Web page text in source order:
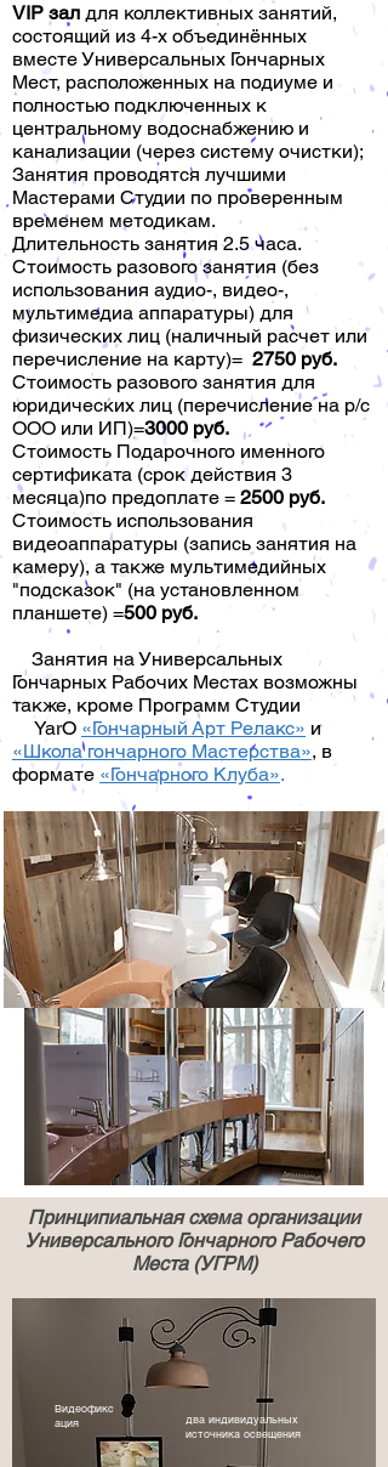
VIP зал для коллективных занятий,
состоящий из 4-х объединённых
вместе Универсальных Гончарных
Мест, расположенных на подиуме и
полностью подключенных к
центральному водоснабжению и
канализации (через систему очистки);
Занятия проводятся лучшими
Мастерами Студии по проверенным
временем методикам.
Длительность занятия 2.5 часа.
Стоимость разового занятия (без
использования аудио-, видео-,
мультимедиа аппаратуры) для
физических лиц (наличный расчет или
перечисление на карту)= 2750 руб.
Стоимость разового занятия для
юридических лиц (перечисление на р/с
ООО или ИП)=3000 руб.
Стоимость Подарочного именного
сертификата (срок действия 3
месяца)по предоплате = 2500 руб.
Стоимость использования
видеоаппаратуры (запись занятия на
камеру), а также мультимедийных
"подсказок" (на установленном
планшете) =500 руб.
Занятия на Универсальных
Гончарных Рабочих Местах возможны
также, кроме Программ Студии
YarO «Гончарный Арт Релакс» и
«Школа гончарного Мастерства», в
формате «Гончарного Клуба».
Принципиальная схема организации
Универсального Гончарного Рабочего
Места (УГРМ)
Видеофикс
ация
два индивидуальных
источника освещения